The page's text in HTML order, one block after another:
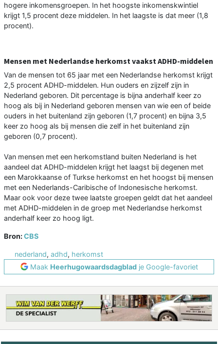
hogere inkomensgroepen. In het hoogste inkomenskwintiel
krijgt 1,5 procent deze middelen. In het laagste is dat meer (1,8
procent).
Mensen met Nederlandse herkomst vaakst ADHD-middelen
Van de mensen tot 65 jaar met een Nederlandse herkomst krijgt
2,5 procent ADHD-middelen. Hun ouders en zijzelf zijn in
Nederland geboren. Dit percentage is bijna anderhalf keer zo
hoog als bij in Nederland geboren mensen van wie een of beide
ouders in het buitenland zijn geboren (1,7 procent) en bijna 3,5
keer zo hoog als bij mensen die zelf in het buitenland zijn
geboren (0,7 procent).
Van mensen met een herkomstland buiten Nederland is het
aandeel dat ADHD-middelen krijgt het laagst bij degenen met
een Marokkaanse of Turkse herkomst en het hoogst bij mensen
met een Nederlands-Caribische of Indonesische herkomst.
Maar ook voor deze twee laatste groepen geldt dat het aandeel
met ADHD-middelen in de groep met Nederlandse herkomst
anderhalf keer zo hoog ligt.
Bron:CBS
nederland, adhd, herkomst
Maak Heerhugowaardsdagbladje Google-favoriet